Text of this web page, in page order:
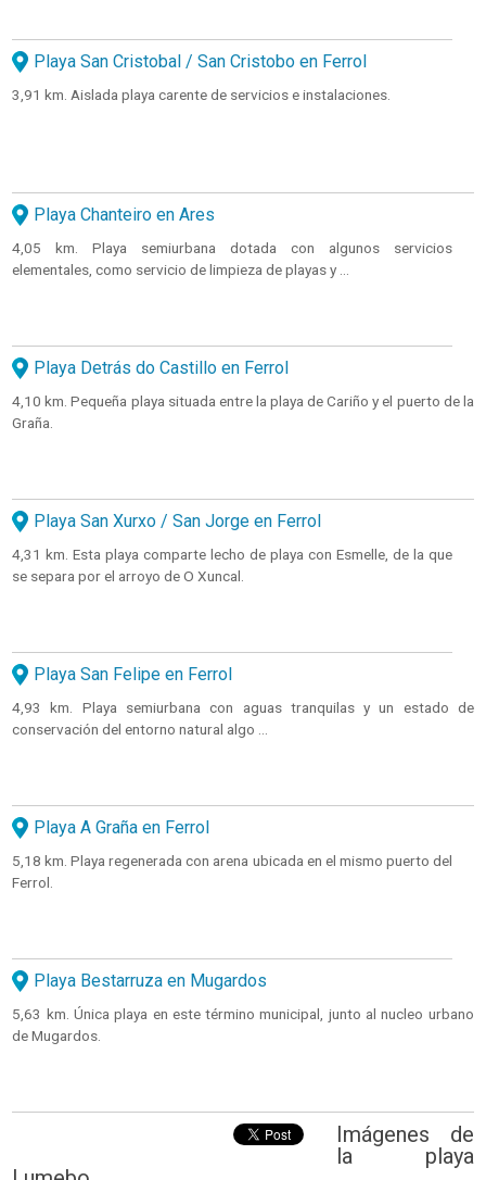
Playa San Cristobal / San Cristobo en Ferrol
3,91 km. Aislada playa carente de servicios e instalaciones.
Playa Chanteiro en Ares
4,05 km. Playa semiurbana dotada con algunos servicios
elementales, como servicio de limpieza de playas y ...
Playa Detrás do Castillo en Ferrol
4,10 km. Pequeña playa situada entre la playa de Cariño y el puerto de la
Graña.
Playa San Xurxo / San Jorge en Ferrol
4,31 km. Esta playa comparte lecho de playa con Esmelle, de la que
se separa por el arroyo de O Xuncal.
Playa San Felipe en Ferrol
4,93 km. Playa semiurbana con aguas tranquilas y un estado de
conservación del entorno natural algo ...
Playa A Graña en Ferrol
5,18 km. Playa regenerada con arena ubicada en el mismo puerto del
Ferrol.
Playa Bestarruza en Mugardos
5,63 km. Única playa en este término municipal, junto al nucleo urbano
de Mugardos.
Imágenes de
la playa